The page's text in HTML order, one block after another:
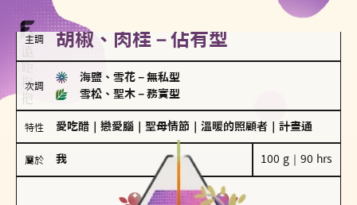
主調 胡椒、肉桂－佔有型
次調
海鹽、雪花 － 無私型
雪松、聖木 － 務實型
特性 愛吃醋 戀愛腦 聖母情節 溫暖的照顧者 計畫通
屬於 我 100 g｜90 hrs
佔有型